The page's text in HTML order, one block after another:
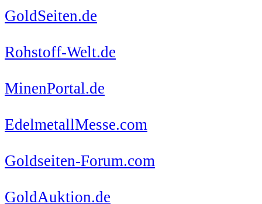
GoldSeiten.de
Rohstoff-Welt.de
MinenPortal.de
EdelmetallMesse.com
Goldseiten-Forum.com
GoldAuktion.de